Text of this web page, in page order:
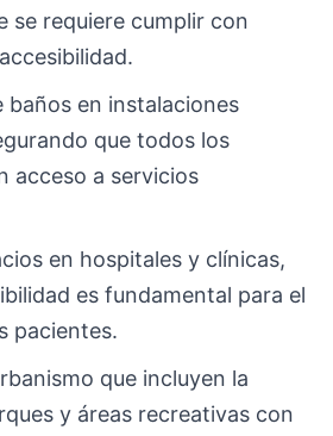
se requiere cumplir con
baños en instalaciones
que todos los
acceso a servicios
en hospitales y clínicas,
es fundamental para el
pacientes.
que incluyen la
y áreas recreativas con